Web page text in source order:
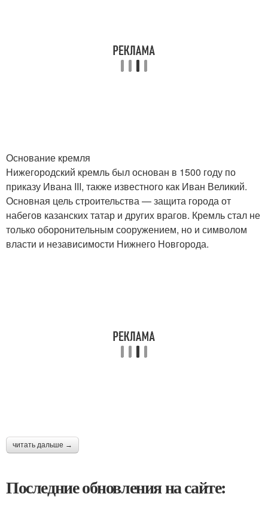
Основание кремля
Нижегородский кремль был основан в 1500 году по
приказу Ивана III, также известного как Иван Великий.
Основная цель строительства — защита города от
набегов казанских татар и других врагов. Кремль стал не
только оборонительным сооружением, но и символом
власти и независимости Нижнего Новгорода.
читать дальше →
Последние обновления на сайте: